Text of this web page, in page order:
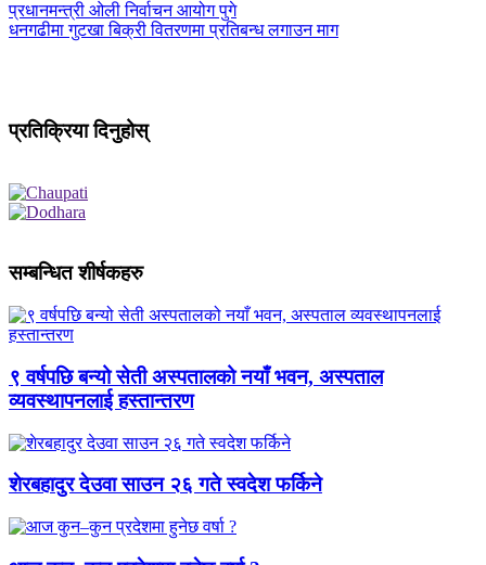
प्रधानमन्त्री ओली निर्वाचन आयोग पुगे
धनगढीमा गुटखा बिक्री वितरणमा प्रतिबन्ध लगाउन माग
प्रतिक्रिया दिनुहोस्
सम्बन्धित शीर्षकहरु
९ वर्षपछि बन्यो सेती अस्पतालको नयाँ भवन, अस्पताल
व्यवस्थापनलाई हस्तान्तरण
शेरबहादुर देउवा साउन २६ गते स्वदेश फर्किने